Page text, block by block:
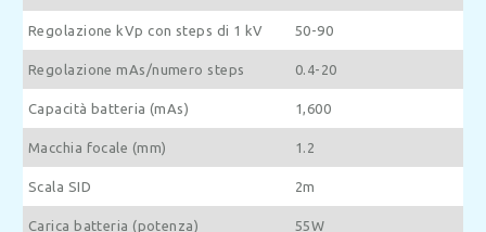
Regolazione kVp con steps di 1 kV 50-90
Regolazione mAs/numero steps 0.4-20
Capacità batteria (mAs) 1,600
Macchia focale (mm) 1.2
Scala SID 2m
Carica batteria (potenza) 55W